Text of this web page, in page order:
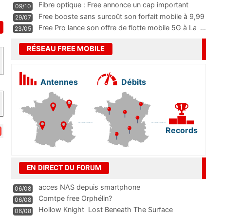
09/10
Fibre optique : Free annonce un cap important
pass
...
29/07
Free booste sans surcoût son forfait mobile à 9,99
23/05 Free Pro lance son offre de flotte mobile 5G à La ...
RÉSEAU FREE MOBILE
Antennes Débits
Records
EN DIRECT DU FORUM
06/08 acces NAS depuis smartphone
06/08 Comtpe free Orphélin?
06/08 Hollow Knight  Lost Beneath The Surface